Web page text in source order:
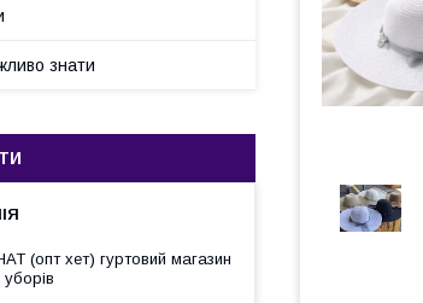
знати
(опт хет) гуртовий магазин